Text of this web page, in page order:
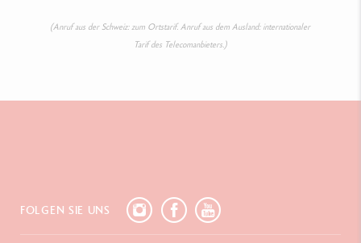
(Anruf aus der Schweiz: zum Ortstarif. Anruf aus dem Ausland: internationaler
Tarif des Telecomanbieters.)
FOLGEN SIE UNS